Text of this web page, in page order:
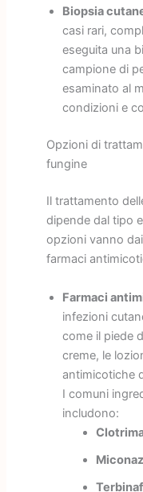
Biopsia
casi rari,
eseguita una
campione di
esaminato al
condizioni e
Opzioni di
fungine
Il trattamento
dipende dal tipo
opzioni vanno
farmaci
Farmaci
infezioni
come il piede
creme, le
antimicotiche
I comuni
includono: